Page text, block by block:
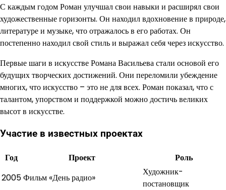
С каждым годом Роман улучшал свои навыки и расширял свои
художественные горизонты. Он находил вдохновение в природе,
литературе и музыке, что отражалось в его работах. Он
постепенно находил свой стиль и выражал себя через искусство.
Первые шаги в искусстве Романа Васильева стали основой его
будущих творческих достижений. Они переломили убеждение
многих, что искусство – это не для всех. Роман показал, что с
талантом, упорством и поддержкой можно достичь великих
высот в искусстве.
Участие в известных проектах
Год Проект
Роль
2005Фильм «День радио»
Художник-
постановщик